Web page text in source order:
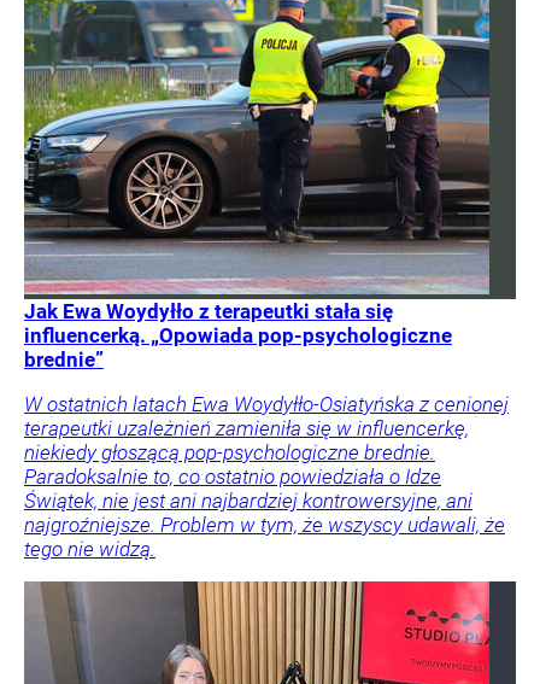
Jak Ewa Woydyłło z terapeutki stała się
influencerką. „Opowiada pop-psychologiczne
brednie”
W ostatnich latach Ewa Woydyłło-Osiatyńska z cenionej
terapeutki uzależnień zamieniła się w influencerkę,
niekiedy głoszącą pop-psychologiczne brednie.
Paradoksalnie to, co ostatnio powiedziała o Idze
Świątek, nie jest ani najbardziej kontrowersyjne, ani
najgroźniejsze. Problem w tym, że wszyscy udawali, że
tego nie widzą.